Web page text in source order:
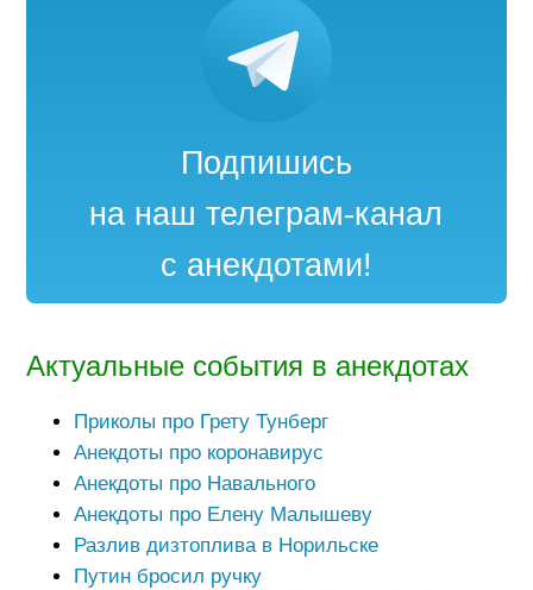
Подпишись
на наш телеграм-канал
с анекдотами!
Актуальные события в анекдотах
Приколы про Грету Тунберг
Анекдоты про коронавирус
Анекдоты про Навального
Анекдоты про Елену Малышеву
Разлив дизтоплива в Норильске
Путин бросил ручку